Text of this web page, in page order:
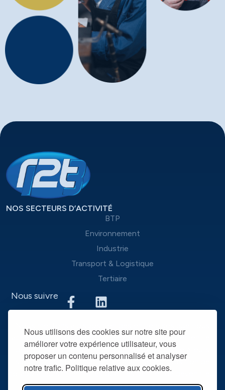
Nous utilisons des cookies sur notre site pour
améliorer votre expérience utilisateur, vous
proposer un contenu personnalisé et analyser
notre trafic. Politique relative aux cookies.
NOS SECTEURS D’ACTIVITÉ
BTP
Environnement
Industrie
Transport & Logistique
Tertiaire
Nous suivre
accompagnons une équipe d’experts du recrutement et
des outils performants, afin de mieux répondre à leurs
spécificités et leurs attentes. La mise à disposition de
collaborateurs intérimaires qualifiés permet de devenir leur
partenaire RH privilégié dans la durée.